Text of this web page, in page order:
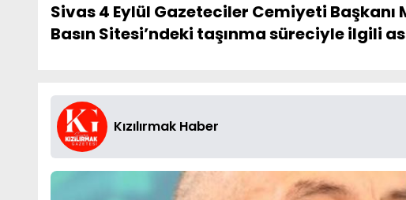
Sivas 4 Eylül Gazeteciler Cemiyeti
Basın Sitesi’ndeki taşınma süreciyle ilgili
Kızılırmak Haber